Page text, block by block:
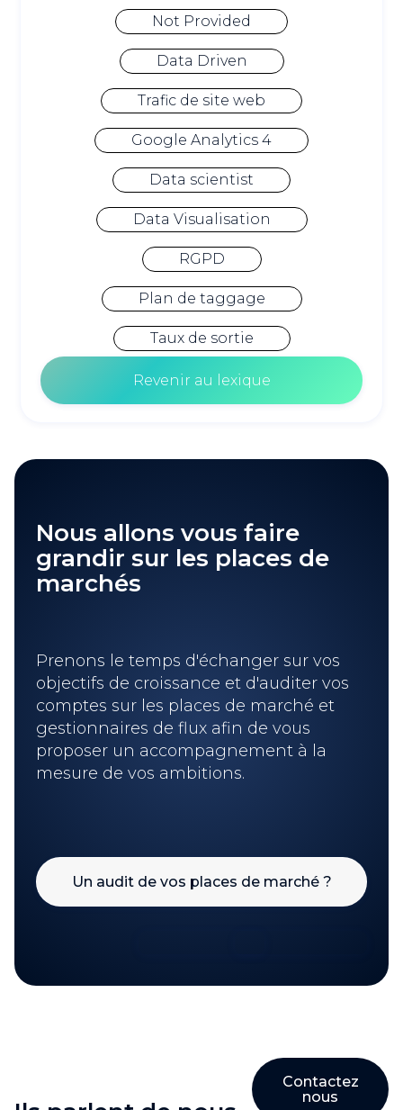
Not Provided
Data Driven
Trafic de site web
Google Analytics 4
Data scientist
Data Visualisation
RGPD
Plan de taggage
Taux de sortie
Revenir au lexique
Nous allons vous faire
grandir sur les places de
marchés
Prenons le temps d'échanger sur vos
objectifs de croissance et d'auditer vos
comptes sur les places de marché et
gestionnaires de flux afin de vous
proposer un accompagnement à la
mesure de vos ambitions.
Un audit de vos places de marché ?
Contactez
nous